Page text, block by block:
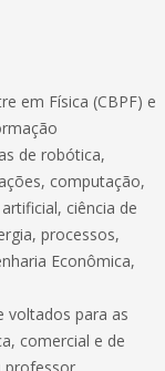
em Física (CBPF) e
de robótica,
computação,
ciência de
processos,
Econômica,
voltados para as
comercial e de